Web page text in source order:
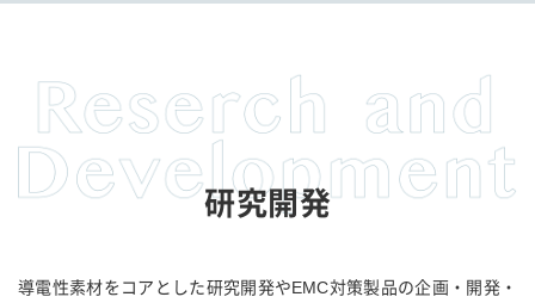
研究開発
導電性素材をコアとした研究開発やEMC対策製品の企画・開発・